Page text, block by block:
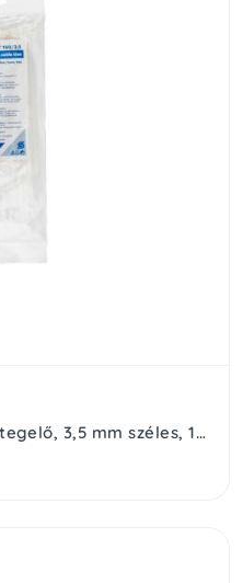
Home CT 150/3,5 kábelkötegelő, 3,5 mm széles, 150 mm hosszú, 50 db, átlátszó